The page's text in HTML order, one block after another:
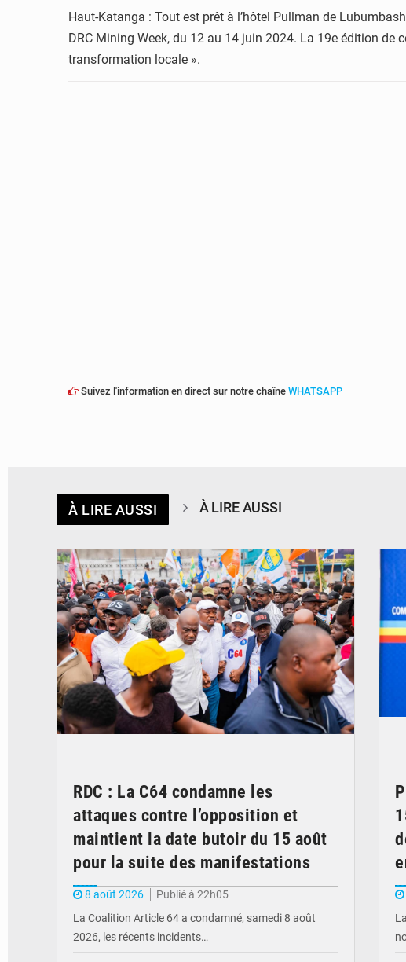
Haut-Katanga : Tout est prêt à l’hôtel Pullman de
DRC Mining Week, du 12 au 14 juin 2024. La 19e édition de
transformation locale ».
Suivez l'information en direct sur notre chaîne WHATSAPP
À LIRE AUSSI À LIRE AUSSI
RDC : La C64 condamne les
attaques contre l’opposition et
maintient la date butoir du 15 août
pour la suite des manifestations
8 août 2026
Publié à 22h05
La Coalition Article 64 a condamné, samedi 8 août
2026, les récents incidents…